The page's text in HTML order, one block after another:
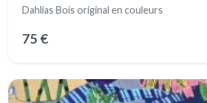
Dahlias Bois original en couleurs
75 €